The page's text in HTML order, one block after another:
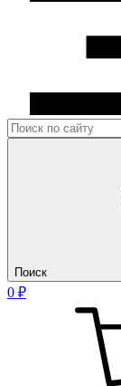
Поиск
0 ₽